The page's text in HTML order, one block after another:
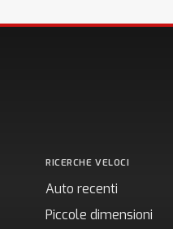
RICERCHE VELOCI
Auto recenti
Piccole dimensioni